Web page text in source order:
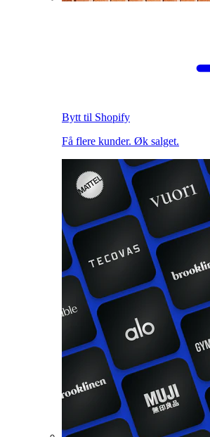
Bytt til Shopify
Få flere kunder. Øk salget.